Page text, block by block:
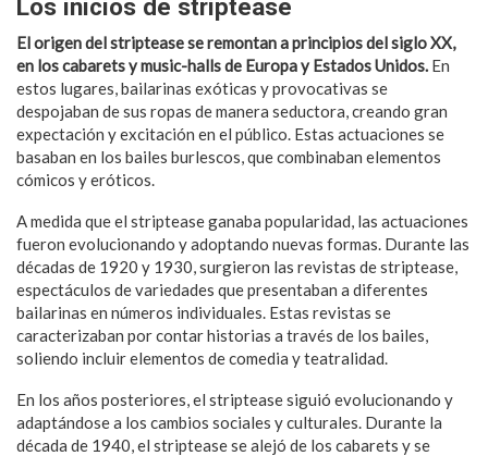
Los inicios de striptease
El origen del striptease se remontan a principios del siglo XX,
en los cabarets y music-halls de Europa y Estados Unidos. En
estos lugares, bailarinas exóticas y provocativas se
despojaban de sus ropas de manera seductora, creando gran
expectación y excitación en el público. Estas actuaciones se
basaban en los bailes burlescos, que combinaban elementos
cómicos y eróticos.
A medida que el striptease ganaba popularidad, las actuaciones
fueron evolucionando y adoptando nuevas formas. Durante las
décadas de 1920 y 1930, surgieron las revistas de striptease,
espectáculos de variedades que presentaban a diferentes
bailarinas en números individuales. Estas revistas se
caracterizaban por contar historias a través de los bailes,
soliendo incluir elementos de comedia y teatralidad.
En los años posteriores, el striptease siguió evolucionando y
adaptándose a los cambios sociales y culturales. Durante la
década de 1940, el striptease se alejó de los cabarets y se